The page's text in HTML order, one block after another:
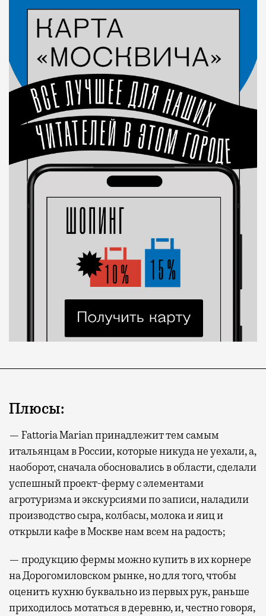
Плюсы:
— Fattoria Marian принадлежит тем самым
итальянцам в России, которые никуда не уехали, а,
наоборот, сначала обосновались в области, сделали
успешный проект-ферму с элементами
агротуризма и экскурсиями по записи, наладили
производство сыра, колбасы, молока и яиц и
открыли кафе в Москве нам всем на радость;
— продукцию фермы можно купить в их корнере
на Дорогомиловском рынке, но для того, чтобы
оценить кухню буквально из первых рук, раньше
приходилось мотаться в деревню, и, честно говоря,